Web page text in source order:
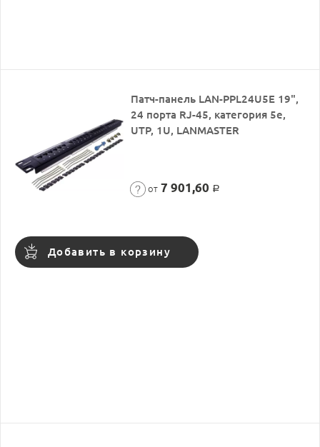
Патч-панель LAN-PPL24U5E 19",
24 порта RJ-45, категория 5e,
UTP, 1U, LANMASTER
от 7 901,60 Р
Добавить в корзину